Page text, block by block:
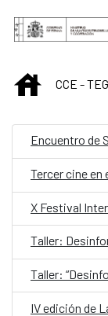
Saltar al
INICIO
CCE -
Encuentro de
Tercer cine en
X Festival
Taller:
IV edición de